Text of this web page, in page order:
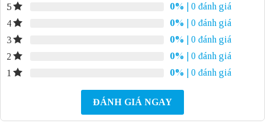
5 0%
| 0 đánh giá
4
0%
| 0 đánh giá
3
0%
| 0 đánh giá
2
0%
| 0 đánh giá
1
0% | 0 đánh giá
ĐÁNH GIÁ NGAY